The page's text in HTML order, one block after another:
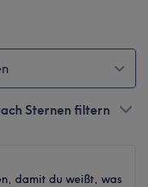
Sternen filtern
damit du weißt, was